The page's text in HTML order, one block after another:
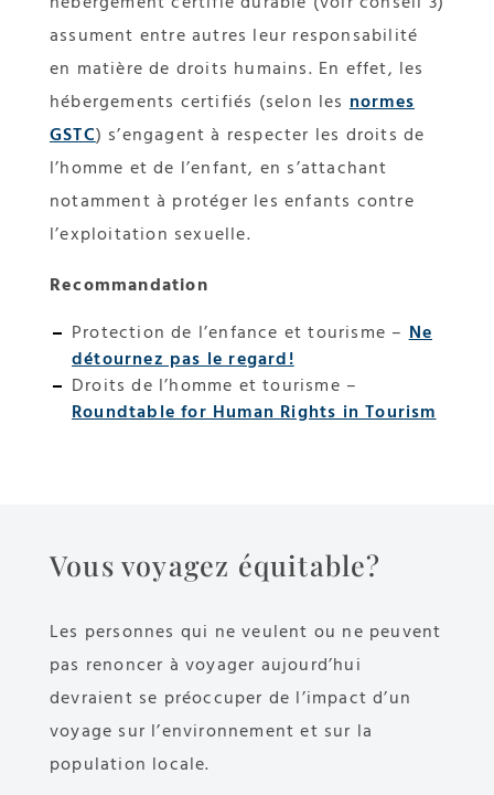
assument entre autres leur responsabilité
en matière de droits humains. En effet, les
hébergements certifiés (selon lesnormes
GSTC) s’engagent à respecter les droits de
l’homme et de l’enfant, en s’attachant
notamment à protéger les enfants contre
l’exploitation sexuelle.
Recommandation
Protection de l’enfance et tourisme –Ne
détournez pas le regard!
Droits de l’homme et tourisme –
Roundtable for Human Rights in Tourism
Vous voyagez équitable?
Les personnes qui ne veulent ou ne peuvent
pas renoncer à voyager aujourd’hui
devraient se préoccuper de l’impact d’un
voyage sur l’environnement et sur la
population locale.